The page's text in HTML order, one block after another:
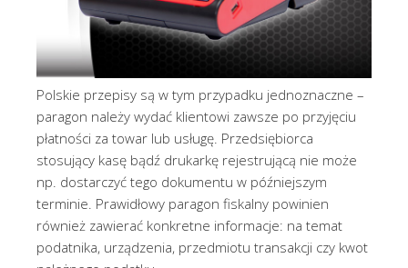
Polskie przepisy są w tym przypadku jednoznaczne –
paragon należy wydać klientowi zawsze po przyjęciu
płatności za towar lub usługę. Przedsiębiorca
stosujący kasę bądź drukarkę rejestrującą nie może
np. dostarczyć tego dokumentu w późniejszym
terminie. Prawidłowy paragon fiskalny powinien
również zawierać konkretne informacje: na temat
podatnika, urządzenia, przedmiotu transakcji czy kwot